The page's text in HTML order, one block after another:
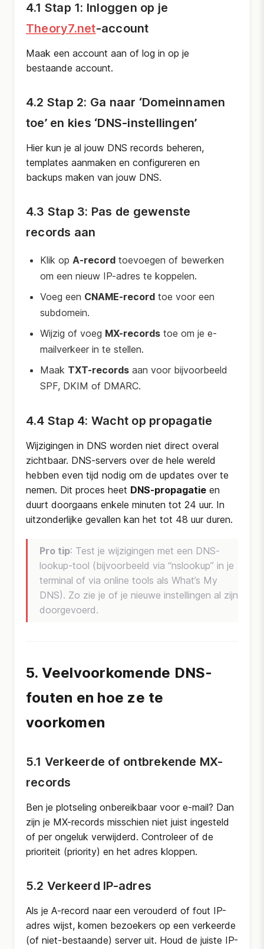
4.1 Stap 1: Inloggen op je
Theory7.net-account
Maak een account aan of log in op je
bestaande account.
4.2 Stap 2: Ga naar ‘Domeinnamen
toe’ en kies ‘DNS-instellingen’
Hier kun je al jouw DNS records beheren,
templates aanmaken en configureren en
backups maken van jouw DNS.
4.3 Stap 3: Pas de gewenste
records aan
Klik op A-record toevoegen of bewerken
om een nieuw IP-adres te koppelen.
Voeg een CNAME-record toe voor een
subdomein.
Wijzig of voeg MX-records toe om je e-
mailverkeer in te stellen.
Maak TXT-records aan voor bijvoorbeeld
SPF, DKIM of DMARC.
4.4 Stap 4: Wacht op propagatie
Wijzigingen in DNS worden niet direct overal
zichtbaar. DNS-servers over de hele wereld
hebben even tijd nodig om de updates over te
nemen. Dit proces heet DNS-propagatie en
duurt doorgaans enkele minuten tot 24 uur. In
uitzonderlijke gevallen kan het tot 48 uur duren.
Pro tip: Test je wijzigingen met een DNS-
lookup-tool (bijvoorbeeld via “nslookup” in je
terminal of via online tools als What’s My
DNS). Zo zie je of je nieuwe instellingen al zijn
doorgevoerd.
5. Veelvoorkomende DNS-
fouten en hoe ze te
voorkomen
5.1 Verkeerde of ontbrekende MX-
records
Ben je plotseling onbereikbaar voor e-mail? Dan
zijn je MX-records misschien niet juist ingesteld
of per ongeluk verwijderd. Controleer of de
prioriteit (priority) en het adres kloppen.
5.2 Verkeerd IP-adres
Als je A-record naar een verouderd of fout IP-
adres wijst, komen bezoekers op een verkeerde
(of niet-bestaande) server uit. Houd de juiste IP-